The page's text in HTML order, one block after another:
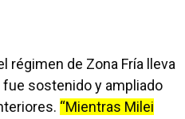
régimen de Zona Fría lleva
sostenido y ampliado
“Mientras Milei